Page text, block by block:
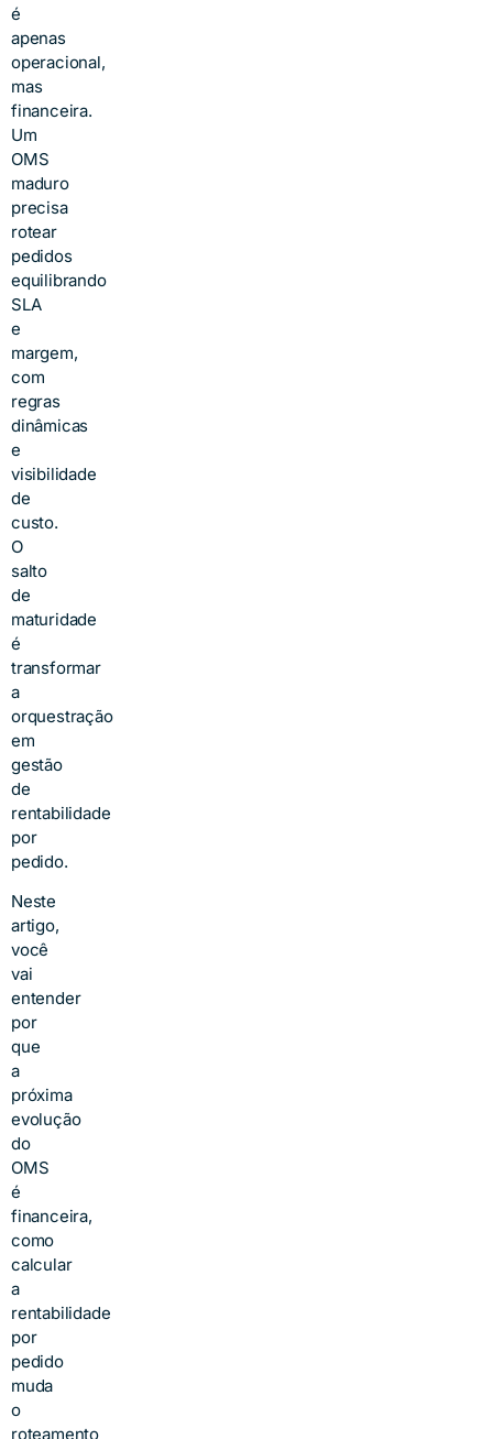
é
apenas
operacional,
mas
financeira.
Um
OMS
maduro
precisa
rotear
pedidos
equilibrando
SLA
e
margem,
com
regras
dinâmicas
e
visibilidade
de
custo.
O
salto
de
maturidade
é
transformar
a
orquestração
em
gestão
de
rentabilidade
por
pedido.
Neste
artigo,
você
vai
entender
por
que
a
próxima
evolução
do
OMS
é
financeira,
como
calcular
a
rentabilidade
por
pedido
muda
o
roteamento